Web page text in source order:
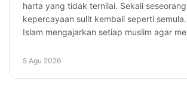
harta yang tidak ternilai. Sekali
kepercayaan sulit kembali seperti
Islam mengajarkan setiap muslim agar
5 Agu 2026